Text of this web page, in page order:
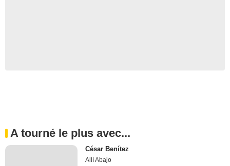
A tourné le plus avec...
César Benítez
Allí Abajo